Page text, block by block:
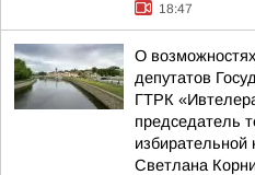
18:47
О
депутатов
ГТРК
председатель
избирательной
Светлана